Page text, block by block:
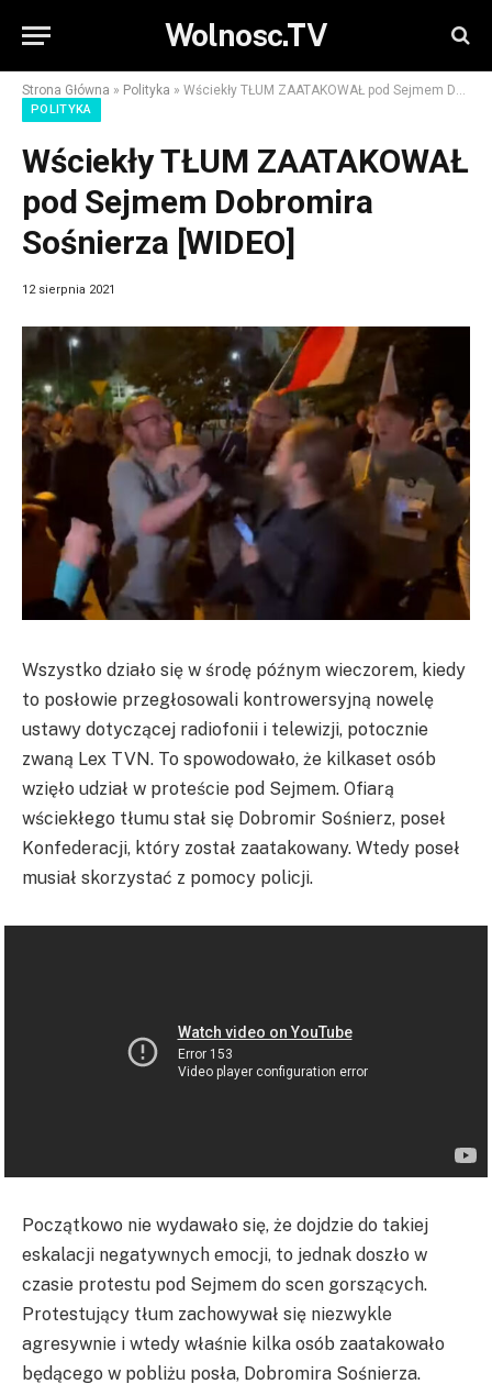
Wolnosc.TV
Strona Główna » Polityka » Wściekły TŁUM ZAATAKOWAŁ pod Sejmem Dobromira Sośnierza [WIDEO]
POLITYKA
Wściekły TŁUM ZAATAKOWAŁ
pod Sejmem Dobromira
Sośnierza [WIDEO]
12 sierpnia 2021
Wszystko działo się w środę późnym wieczorem, kiedy
to posłowie przegłosowali kontrowersyjną nowelę
ustawy dotyczącej radiofonii i telewizji, potocznie
zwaną Lex TVN. To spowodowało, że kilkaset osób
wzięło udział w proteście pod Sejmem. Ofiarą
wściekłego tłumu stał się Dobromir Sośnierz, poseł
Konfederacji, który został zaatakowany. Wtedy poseł
musiał skorzystać z pomocy policji.
Początkowo nie wydawało się, że dojdzie do takiej
eskalacji negatywnych emocji, to jednak doszło w
czasie protestu pod Sejmem do scen gorszących.
Protestujący tłum zachowywał się niezwykle
agresywnie i wtedy właśnie kilka osób zaatakowało
będącego w pobliżu posła, Dobromira Sośnierza.